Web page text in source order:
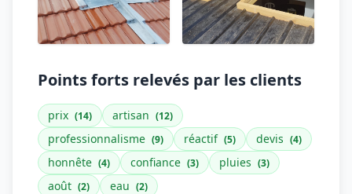
Points forts relevés par les clients
prix (14) artisan (12)
professionnalisme (9) réactif (5) devis (4)
honnête (4) confiance (3) pluies (3)
août (2) eau (2)